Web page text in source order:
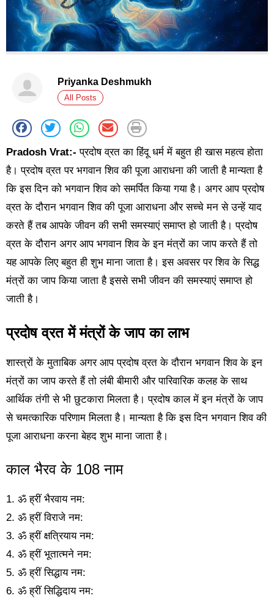
Priyanka Deshmukh
All Posts
Pradosh Vrat:- प्रदोष व्रत का हिंदू धर्म में बहुत ही खास महत्व होता
है। प्रदोष व्रत पर भगवान शिव की पूजा आराधना की जाती है मान्यता है
कि इस दिन को भगवान शिव को समर्पित किया गया है। अगर आप प्रदोष
व्रत के दौरान भगवान शिव की पूजा आराधना और सच्चे मन से उन्हें याद
करते हैं तब आपके जीवन की सभी समस्याएं समाप्त हो जाती है। प्रदोष
व्रत के दौरान अगर आप भगवान शिव के इन मंत्रों का जाप करते हैं तो
यह आपके लिए बहुत ही शुभ माना जाता है। इस अवसर पर शिव के सिद्ध
मंत्रों का जाप किया जाता है इससे सभी जीवन की समस्याएं समाप्त हो
जाती है।
प्रदोष व्रत में मंत्रों के जाप का लाभ
शास्त्रों के मुताबिक अगर आप प्रदोष व्रत के दौरान भगवान शिव के इन
मंत्रों का जाप करते हैं तो लंबी बीमारी और पारिवारिक कलह के साथ
आर्थिक तंगी से भी छुटकारा मिलता है। प्रदोष काल में इन मंत्रों के जाप
से चमत्कारिक परिणाम मिलता है। मान्यता है कि इस दिन भगवान शिव की
पूजा आराधना करना बेहद शुभ माना जाता है।
काल भैरव के 108 नाम
1. ॐ ह्रीं भैरवाय नम:
2. ॐ ह्रीं विराजे नम:
3. ॐ ह्रीं क्षत्रियाय नम:
4. ॐ ह्रीं भूतात्मने नम:
5. ॐ ह्रीं सिद्धाय नम:
6. ॐ ह्रीं सिद्धिदाय नम: